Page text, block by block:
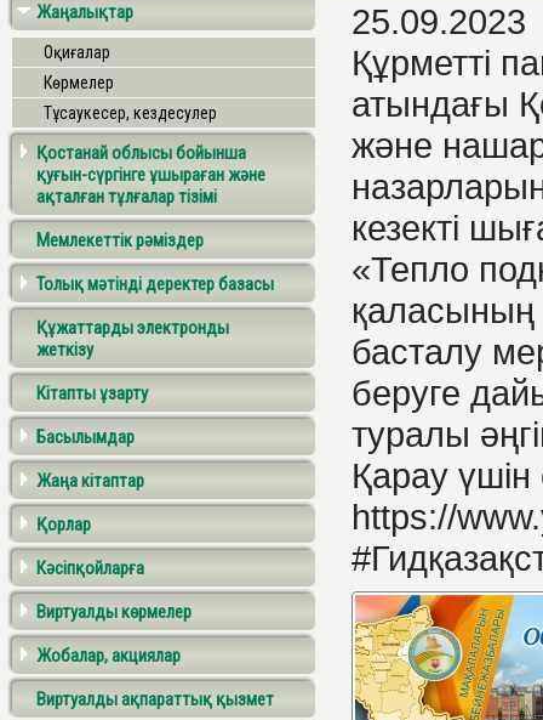
Жаңалықтар
Оқиғалар
Көрмелер
Тұсаукесер, кездесулер
Қостанай облысы бойынша
қуғын-сүргінге ұшыраған және
ақталған тұлғалар тізімі
Мемлекеттік рәміздер
Толық мәтінді деректер базасы
Құжаттарды электронды
жеткізу
Кітапты ұзарту
Басылымдар
Жаңа кітаптар
Қорлар
Кәсіпқойларға
Виртуалды көрмелер
Жобалар, акциялар
Виртуалды ақпараттық қызмет
25.09.2023
Құрметті
атындағы
және
кезекті
«Тепло
басталу
беруге
туралы
Қарау үшін
https://